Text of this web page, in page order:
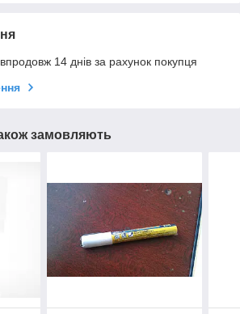
14 днів за рахунок покупця
замовляють